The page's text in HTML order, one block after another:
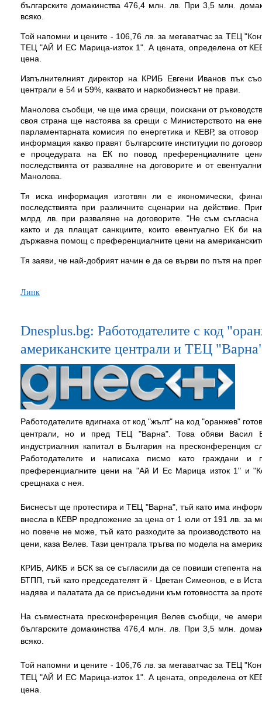
българските домакинства 476,4 млн. лв. При 3,5 млн.
всяко.
Той напомни и цените - 106,76 лв. за мегаватчас за ТЕЦ
ТЕЦ "АЙ И ЕС Марица-изток 1". А цената, определена от
цена.
Изпълнителният директор на КРИБ Евгени Иванов пък
централи е 54 и 59%, каквато и наркобизнесът не прави.
Манолова съобщи, че ще има срещи, поискани от
своя страна ще настоява за срещи с Министерството на
парламентарната комисия по енергетика и КЕВР, за
информация какво правят българските институции по
е процедурата на ЕК по повод преференциалните
последствията от разваляне на договорите и от
Манолова.
Тя иска информация изготвян ли е икономически,
последствията при различните сценарии на действие.
млрд. лв. при разваляне на договорите. "Не съм съгласна
както и да плащат санкциите, които евентуално ЕК би
държавна помощ с преференциалните цени на
Тя заяви, че най-добрият начин е да се върви по пътя на
Линк
Dnesplus.bg: Работодателите с код
американските централи и ТЕЦ
Работодателите вдигнаха от код "жълт" на код "оранжев"
централи, но и пред ТЕЦ "Варна". Това обяви Васил
индустриалния капитал в България на
Работодателите и написаха писмо като граждани и
преференциалните цени на "Ай И Ес Марица изток 1" и
срещнаха с нея.
Биснесът ще протестира и ТЕЦ "Варна", тъй като има
внесла в КЕВР предложение за цена от 1 юли от 191 лв. за
но повече не може, тъй като разходите за производството
цени, каза Велев. Тази централа тръгва по модела на
КРИБ, АИКБ и БСК за се съгласили да се повиши степента на
БТПП, тъй като председателят й - Цветан Симеонов, е в
надява и палатата да се присъедини към готовността за
На съвместната пресконференция Велев съобщи, че
българските домакинства 476,4 млн. лв. При 3,5 млн.
всяко.
Той напомни и цените - 106,76 лв. за мегаватчас за ТЕЦ
ТЕЦ "АЙ И ЕС Марица-изток 1". А цената, определена от
цена.